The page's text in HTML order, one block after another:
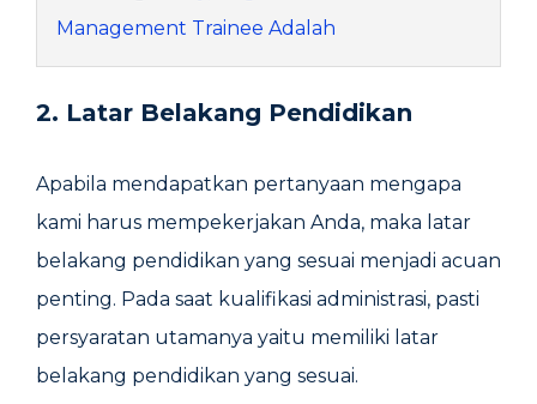
Management Trainee Adalah
2. Latar Belakang Pendidikan
Apabila mendapatkan pertanyaan mengapa
kami harus mempekerjakan Anda, maka latar
belakang pendidikan yang sesuai menjadi acuan
penting. Pada saat kualifikasi administrasi, pasti
persyaratan utamanya yaitu memiliki latar
belakang pendidikan yang sesuai.